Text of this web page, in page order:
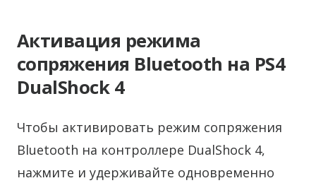
Активация режима
сопряжения Bluetooth на PS4
DualShock 4
Чтобы активировать режим сопряжения
Bluetooth на контроллере DualShock 4,
нажмите и удерживайте одновременно